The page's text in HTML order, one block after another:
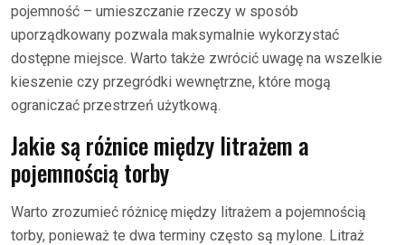
pojemność – umieszczanie rzeczy w sposób
uporządkowany pozwala maksymalnie wykorzystać
dostępne miejsce. Warto także zwrócić uwagę na wszelkie
kieszenie czy przegródki wewnętrzne, które mogą
ograniczać przestrzeń użytkową.
Jakie są różnice między litrażem a
pojemnością torby
Warto zrozumieć różnicę między litrażem a pojemnością
torby, ponieważ te dwa terminy często są mylone. Litraż